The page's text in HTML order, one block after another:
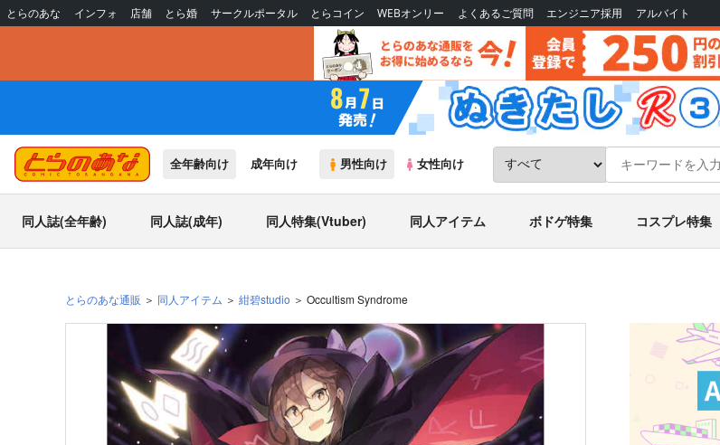
とらのあな インフォ 店舗 とら婚 サークルポータル とらコイン WEBオンリー よくあるご質問 エンジニア採用 アルバイト
全年齢向け 成年向け 男性向け 女性向け
同人誌(全年齢) 同人誌(成年) 同人特集(Vtuber) 同人アイテム ボドゲ特集 コスプレ特集
とらのあな通販 同人アイテム 紺碧studio Occultism Syndrome